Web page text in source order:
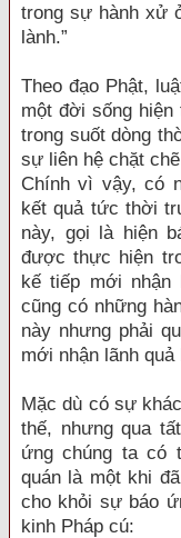
trong sự hành xử
lành.”
Theo đạo Phật,
một đời sống
trong suốt dòng
sự liên hệ chặt
Chính vì vậy, có
kết quả tức thời
này, gọi là hiện
được thực hiện
kế tiếp mới nhận
cũng có những
này nhưng phải
mới nhận lãnh quả
Mặc dù có sự
thế, nhưng qua
ứng chúng ta có
quán là một khi
cho khỏi sự báo
kinh Pháp cú: